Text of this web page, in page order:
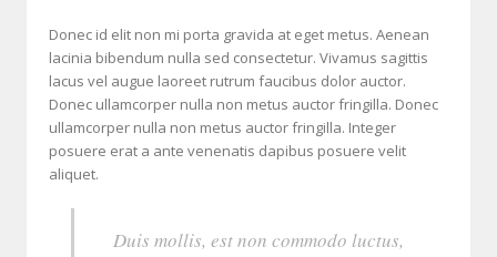
Donec id elit non mi porta gravida at eget metus. Aenean
lacinia bibendum nulla sed consectetur. Vivamus sagittis
lacus vel augue laoreet rutrum faucibus dolor auctor.
Donec ullamcorper nulla non metus auctor fringilla. Donec
ullamcorper nulla non metus auctor fringilla. Integer
posuere erat a ante venenatis dapibus posuere velit
aliquet.
Duis mollis, est non commodo luctus,